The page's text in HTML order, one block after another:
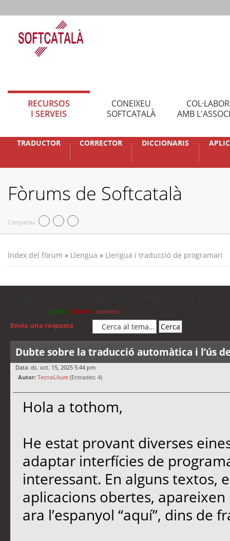
RECURSOS
I SERVEIS
CONEIXEU
SOFTCATALÀ
AMB
TRADUCTOR CORRECTOR DICCIONARIS
Fòrums de Softcatalà
Compartiu
Índex del fòrum » Llengua » Llengua i traducció de programari
jordis cubells xavivars
Envia una resposta
Dubte sobre la traducció automàtica i l’ús
Data: dc. oct. 15, 2025 5:44 pm
Autor: TecnoLliure (Entrades: 4)
Hola a tothom,
He estat provant diverses
adaptar interfícies de
interessant. En alguns textos,
aplicacions obertes,
ara l’espanyol “aquí”, dins de